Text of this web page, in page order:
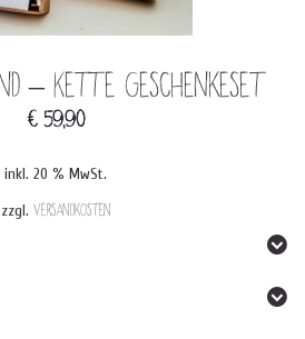
– Kette Geschenkeset
€ 59,90
inkl. 20 % MwSt.
zzgl. Versandkosten